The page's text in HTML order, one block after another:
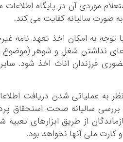
موردی آن در پایگاه
به صورت سالیانه کفایت می کند.
توجه به امکان اخذ تعهد نامه
فرزندان اناث اخذ شود.
به عملیاتی شدن دریافت
از طریق ابزارهای
کارت ملی آنها نخواهد بود.